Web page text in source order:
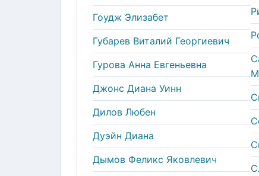
Гоудж Элизабет
Губарев Виталий Георгиевич
Гурова Анна Евгеньевна
Джонс Диана Уинн
Дилов Любен
Дуэйн Диана
Дымов Феликс Яковлевич